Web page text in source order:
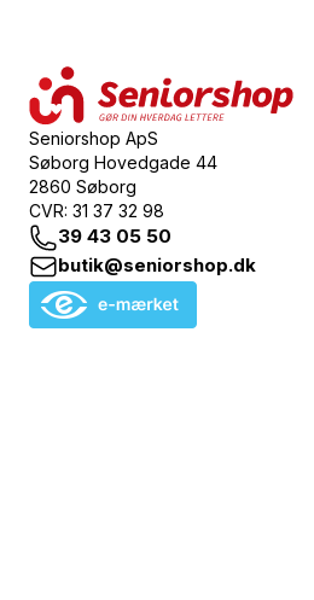
Seniorshop ApS
Søborg Hovedgade 44
2860 Søborg
CVR: 31 37 32 98
39 43 05 50
butik@seniorshop.dk